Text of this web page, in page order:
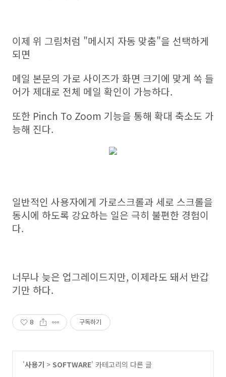
이제 위 그림처럼 "메시지 자동 맞춤"을 선택하게
되면
메일 본문의 가로 사이즈가 화면 크기에 맞게 쏙 들
어가 제대로 전체 메일 확인이 가능하다.
또한 Pinch To Zoom 기능을 통해 확대 축소도 가
능해 진다.
일반적인 사용자에게 가로스크롤과 세로 스크롤을
동시에 하도록 강요하는 일은 극히 불편한 경험이
다.
너무나 늦은 업그레이드지만, 이제라도 돼서 반갑
기만 하다.
8 구독하기
'사용기 > SOFTWARE' 카테고리의 다른 글